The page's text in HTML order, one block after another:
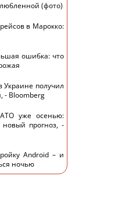
(фото)
в Марокко:
ошибка: что
получил
- Bloomberg
уже осенью:
новый прогноз, -
Android – и
ночью